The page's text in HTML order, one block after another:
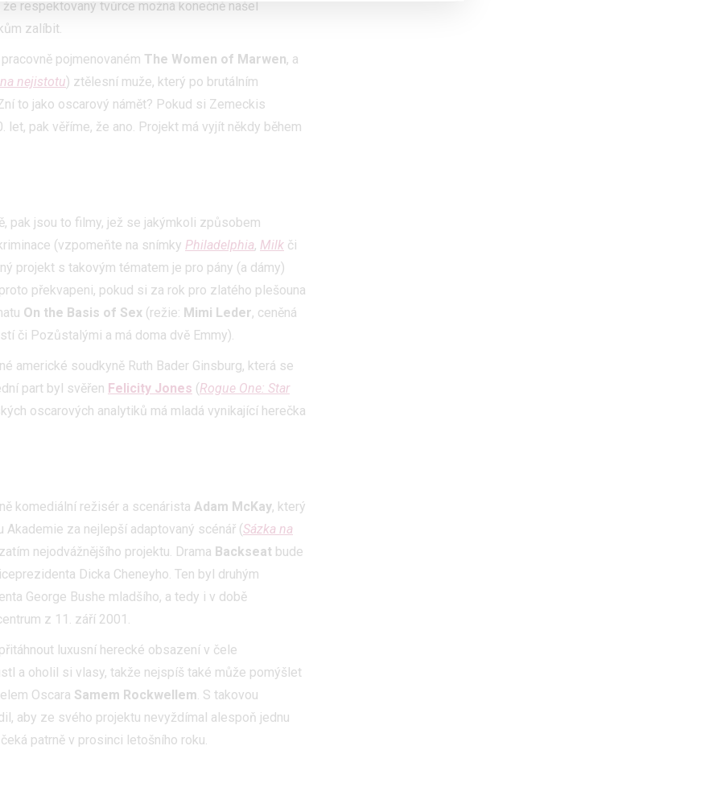
respektovaný tvůrce možná konečně našel
zalíbit.
pojmenovaném The Women of Marwen, a
nejistotu) ztělesní muže, který po brutálním
to jako oscarový námět? Pokud si Zemeckis
pak věříme, že ano. Projekt má vyjít někdy během
pak jsou to filmy, jež se jakýmkoli způsobem
(vzpomeňte na snímky Philadelphia, Milk či
projekt s takovým tématem je pro pány (a dámy)
překvapeni, pokud si za rok pro zlatého plešouna
On the Basis of Sex (režie: Mimi Leder, ceněná
či Pozůstalými a má doma dvě Emmy).
americké soudkyně Ruth Bader Ginsburg, která se
part byl svěřen Felicity Jones (Rogue One: Star
oscarových analytiků má mladá vynikající herečka
komediální režisér a scenárista Adam McKay, který
za nejlepší adaptovaný scénář (Sázka na
nejodvážnějšího projektu. Drama Backseat bude
Dicka Cheneyho. Ten byl druhým
George Bushe mladšího, a tedy i v době
z 11. září 2001.
luxusní herecké obsazení v čele
a oholil si vlasy, takže nejspíš také může pomýšlet
Oscara Samem Rockwellem. S takovou
aby ze svého projektu nevyždímal alespoň jednu
patrně v prosinci letošního roku.
založená na omezených údajích a měření reklamy
s účely a funkcemi zde uvedenými dáváte nám i našim partnerům
bezpečnosti, předcházení a zjišťování podvodů a odstraňování chyb,